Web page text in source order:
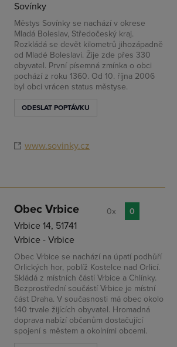
Sovínky
Městys Sovínky se nachází v okrese
Mladá Boleslav, Středočeský kraj.
Rozkládá se devět kilometrů jihozápadně
od Mladé Boleslavi. Žije zde přes 330
obyvatel. První písemná zmínka o obci
pochází z roku 1360. Od 10. října 2006
byl obci vrácen status městyse.
ODESLAT POPTÁVKU
www.sovinky.cz
Obec Vrbice
Vrbice 14, 51741
Vrbice - Vrbice
Obec Vrbice se nachází na úpatí podhůří
Orlických hor, poblíž Kostelce nad Orlicí.
Skládá z místních částí Vrbice a Chlínky.
Bezprostřední součástí Vrbice je místní
část Draha. V současnosti má obec okolo
140 trvale žijících obyvatel. Hromadná
doprava nabízí občanům dostačující
spojení s městem a okolními obcemi.
0x 0